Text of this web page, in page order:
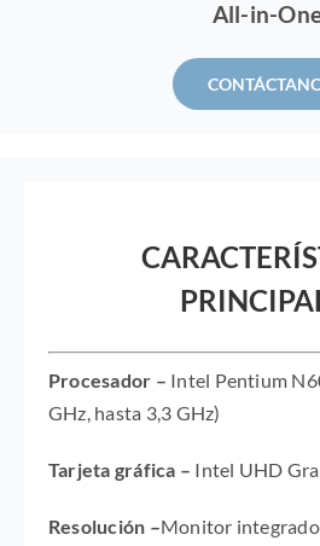
All-in-
Procesador – Intel Pentium
GHz, hasta 3,3 GHz)
Tarjeta gráfica – Intel UHD
Resolución –Monitor